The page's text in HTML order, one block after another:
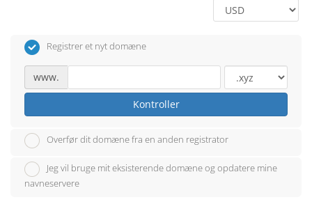
Registrer et nyt domæne
www.
Kontroller
Overfør dit domæne fra en anden registrator
Jeg vil bruge mit eksisterende domæne og opdatere mine
navneservere